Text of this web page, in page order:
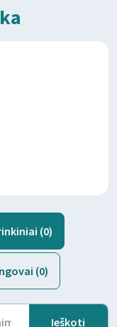
(0)
(0)